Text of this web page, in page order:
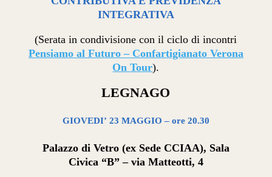
INTEGRATIVA
(Serata in condivisione con il ciclo di incontri
Pensiamo al Futuro – Confartigianato Verona
On Tour).
LEGNAGO
GIOVEDI’ 23 MAGGIO – ore 20.30
Palazzo di Vetro (ex Sede CCIAA), Sala
Civica “B” – via Matteotti, 4